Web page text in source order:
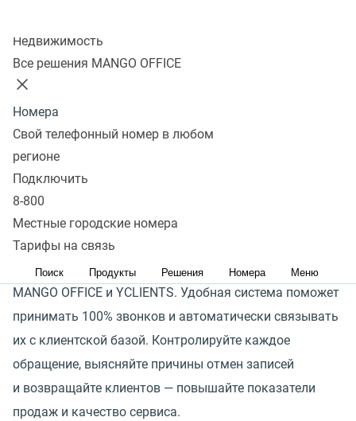
Недвижимость
Все решения MANGO OFFICE
Номера
Свой телефонный номер в любом
регионе
Подключить
8-800
Местные городские номера
Тарифы на связь
Поиск Продукты Решения Номера Меню
Бьюти-бизнес сталкивается с проблемами,
администраторов, которые пропускают входящие
и не успевают оперативно перенести запись
посетителя.
В итоге бизнес теряет и клиентов, и прибыль.
Подключайте готовую интеграцию — специально
разработанное решение для объединения телефонии
MANGO OFFICE и YCLIENTS. Удобная система поможет
принимать 100% звонков и автоматически связывать
их с клиентской базой. Контролируйте каждое
обращение, выясняйте причины отмен записей
и возвращайте клиентов — повышайте показатели
продаж и качество сервиса.